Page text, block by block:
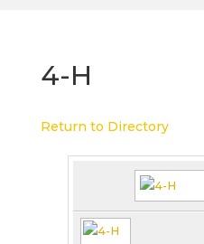
4-H
Return to Directory